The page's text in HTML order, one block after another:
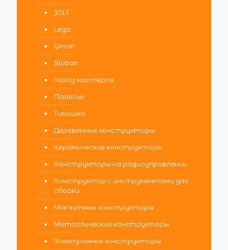
JDLT
Lego
Qman
Sluban
Город мастеров
Полесье
Тимошка
Деревянные конструкторы
Керамические конструкторы
Конструкторы на радиоуправлении
Конструктор с инструментами для
сборки
Магнитные конструкторы
Металлические конструкторы
Электронные конструкторы